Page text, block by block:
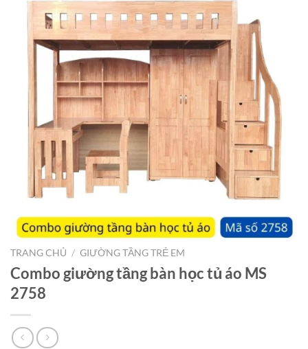
TRANG CHỦ / GIƯỜNG TẦNG TRẺ EM
Combo giường tầng bàn học tủ áo MS
2758